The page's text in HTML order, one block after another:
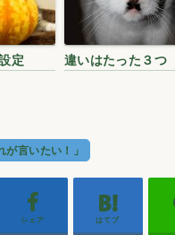
定 違いはたった３つ
が言いたい！」
シェア はてブ